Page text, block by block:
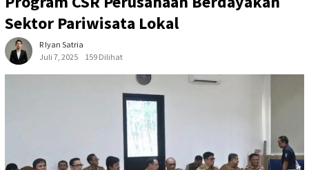
Sektor Pariwisata Lokal
R Iyan Satria
Juli 7, 2025
159 Dilihat